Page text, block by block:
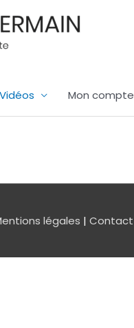
Mon compte
légales | Contact